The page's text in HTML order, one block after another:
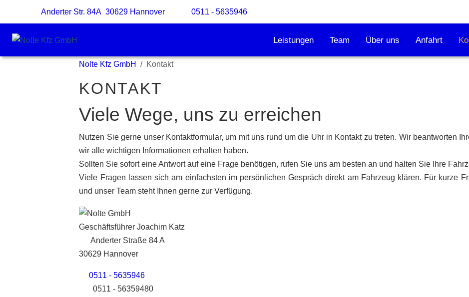
Anderter Str. 84A 30629 Hannover 0511 - 5635946
Leistungen Team Über uns Anfahrt
Nolte Kfz GmbH Kontakt
KONTAKT
Viele Wege, uns zu erreichen
Nutzen Sie gerne unser Kontaktformular, um mit uns rund um die Uhr in Kontakt zu treten. Wir beantworten
wir alle wichtigen Informationen erhalten haben.
Sollten Sie sofort eine Antwort auf eine Frage benötigen, rufen Sie uns am besten an und halten Sie Ihre
Viele Fragen lassen sich am einfachsten im persönlichen Gespräch direkt am Fahrzeug klären. Für kurze
und unser Team steht Ihnen gerne zur Verfügung.
Geschäftsführer Joachim Katz
Anderter Straße 84 A
30629 Hannover
0511 - 5635946
0511 - 56359480